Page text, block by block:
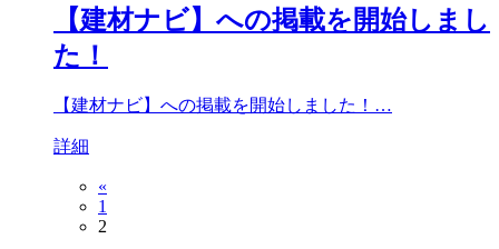
【建材ナビ】への掲載を開始しまし
た！
【建材ナビ】への掲載を開始しました！…
詳細
«
1
2